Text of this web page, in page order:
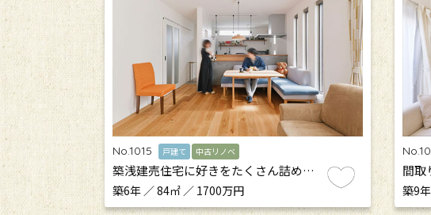
No.1015 戸建て 中古リノベ
築浅建売住宅に好きをたくさん詰め…
築6年 ／ 84㎡ ／ 1700万円
間取
築9